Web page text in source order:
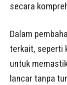
secara
Dalam
terkait, seperti
untuk
lancar tanpa